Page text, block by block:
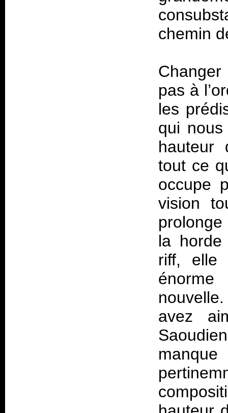
chemin
pas à
les
qui nous
hauteur
tout ce
occupe
vision
la
riff, elle
avez